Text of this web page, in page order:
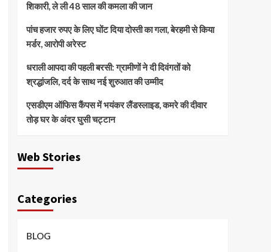
शिकारी, ले ली 48 साल की कमला की जान
पांच हजार रुपए के लिए घोंट दिया दोस्ती का गला, बेरहमी से किया
मर्डर, आरोपी अरेस्ट
धराली आपदा की पहली बरसी: ग्रामीणों ने दी दिवंगतों को
श्रद्धांजलि, दर्द के साथ नई शुरुआत की उम्मीद
एसडीएम ऑफिस कैंपस में भयंकर लैंडस्लाइड, कमरे की दीवार
तोड़ घर के अंदर घुसी चट्टान
Web Stories
Categories
BLOG